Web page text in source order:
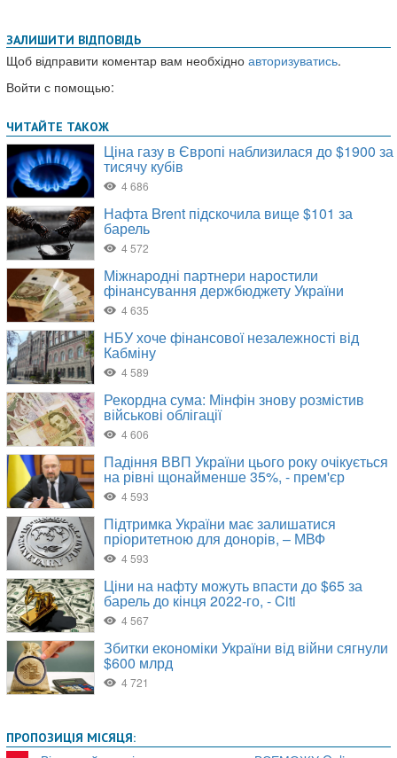
ЗАЛИШИТИ ВІДПОВІДЬ
Щоб відправити коментар вам необхідно авторизуватись.
Войти с помощью:
ПРОПОЗИЦІЯ МІСЯЦЯ: